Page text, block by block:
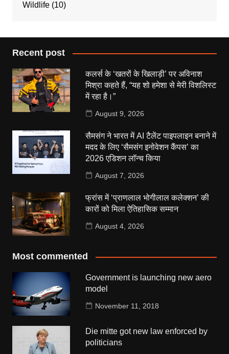
Wildlife(10)
Recent post
कलर्स के ‘खतरों के खिलाड़ी’ पर अविनाश
मिश्रा कहते हैं, “यह शो हमेशा से मेरी विशलिस्ट
में रहा है।”
August 9, 2026
सैमसंग ने भारत में AI टैलेंट पाइपलाइन बनाने में
मदद के लिए ‘सैमसंग इनोवेशन कैंपस’ का
2026 एडिशन लॉन्च किया
August 7, 2026
फ्रांस में ‘प्राणलाल भोगीलाल कलेक्शन’ की
कारों को मिला ऐतिहासिक सम्मान
August 4, 2026
Most commented
Government is launching new aero
model
November 11, 2018
Die mitte got new law enforced by
politicians